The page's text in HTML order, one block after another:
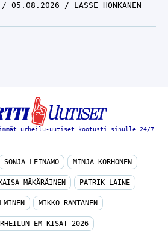
05.08.2026 LASSE HONKANEN
urheilu-uutiset kootusti sinulle 24/7
SONJA LEINAMO MINJA KORHONEN
KAISA MÄKÄRÄINEN PATRIK LAINE
MIKKO RANTANEN
EM-KISAT 2026